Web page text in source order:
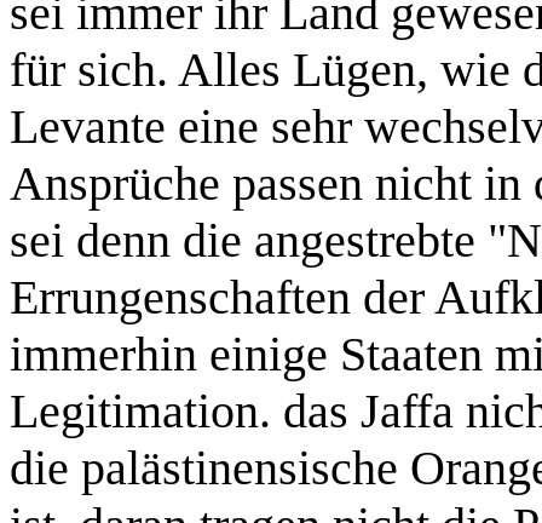
sei immer ihr Land
für sich. Alles Lügen, wie
Levante eine sehr
Ansprüche passen nicht
sei denn die angestrebte
Errungenschaften der
immerhin einige Staaten
Legitimation. das Jaffa
die palästinensische